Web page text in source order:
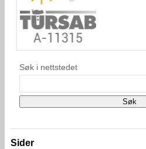
Søk i nettstedet
Sider